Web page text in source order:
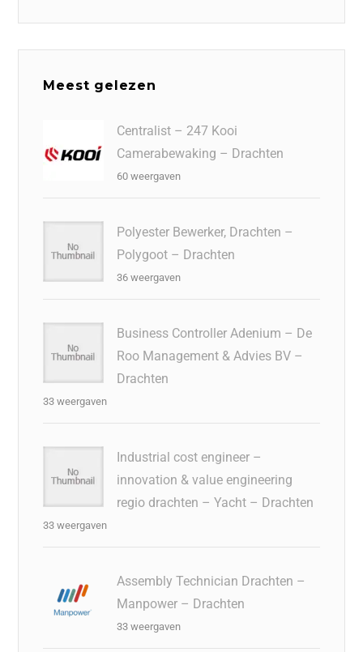
Meest gelezen
Centralist – 247 Kooi
Camerabewaking – Drachten
60 weergaven
Polyester Bewerker, Drachten –
Polygoot – Drachten
36 weergaven
Business Controller Adenium – De
Roo Management & Advies BV –
Drachten
33 weergaven
Industrial cost engineer –
innovation & value engineering
regio drachten – Yacht – Drachten
33 weergaven
Assembly Technician Drachten –
Manpower – Drachten
33 weergaven